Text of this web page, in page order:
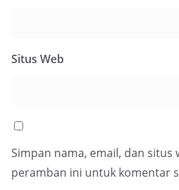
Situs Web
Simpan nama, email, dan situs
peramban ini untuk komentar